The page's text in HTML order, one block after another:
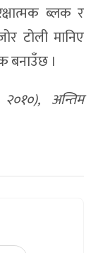
ब्लक र
टोली मानिए
बनाउँछ ।
अन्तिम